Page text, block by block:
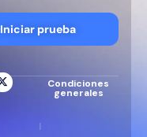
Iniciar prueba
Condiciones
generales
|